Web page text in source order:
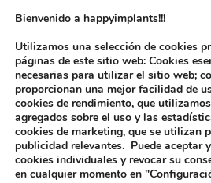
Esta es una página de ejemplo. Es
del blog porque permanecerá en un
en la navegación de tu sitio (en la
mayoría de las personas comienzan
«Acerca de» que les presenta a los
Bienvenido a happyimplants!!!
Utilizamos una selección de cookies
páginas de este sitio web: Cookies
necesarias para utilizar el sitio web;
proporcionan una mejor facilidad de
cookies de rendimiento, que
agregados sobre el uso y las
cookies de marketing, que se utilizan
publicidad relevantes. Puede aceptar
cookies individuales y revocar su
en cualquier momento en